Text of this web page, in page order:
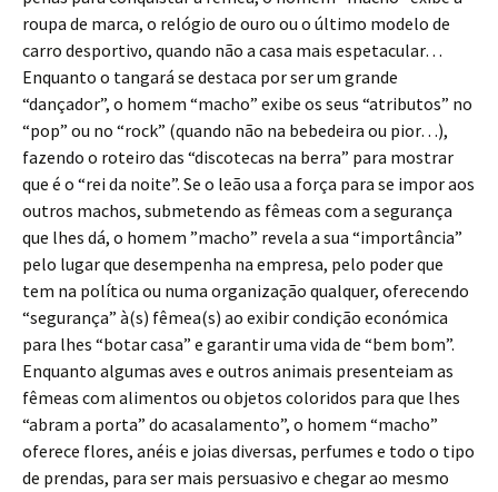
roupa de marca, o relógio de ouro ou o último modelo de
carro desportivo, quando não a casa mais espetacular…
Enquanto o tangará se destaca por ser um grande
“dançador”, o homem “macho” exibe os seus “atributos” no
“pop” ou no “rock” (quando não na bebedeira ou pior…),
fazendo o roteiro das “discotecas na berra” para mostrar
que é o “rei da noite”. Se o leão usa a força para se impor aos
outros machos, submetendo as fêmeas com a segurança
que lhes dá, o homem ”macho” revela a sua “importância”
pelo lugar que desempenha na empresa, pelo poder que
tem na política ou numa organização qualquer, oferecendo
“segurança” à(s) fêmea(s) ao exibir condição económica
para lhes “botar casa” e garantir uma vida de “bem bom”.
Enquanto algumas aves e outros animais presenteiam as
fêmeas com alimentos ou objetos coloridos para que lhes
“abram a porta” do acasalamento”, o homem “macho”
oferece flores, anéis e joias diversas, perfumes e todo o tipo
de prendas, para ser mais persuasivo e chegar ao mesmo